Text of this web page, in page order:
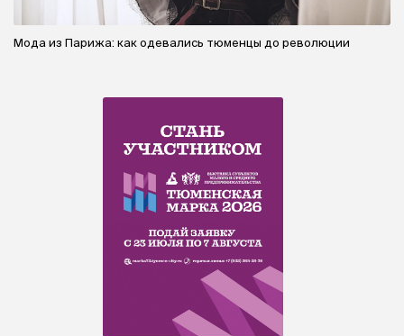
Мода из Парижа: как одевались тюменцы до революции